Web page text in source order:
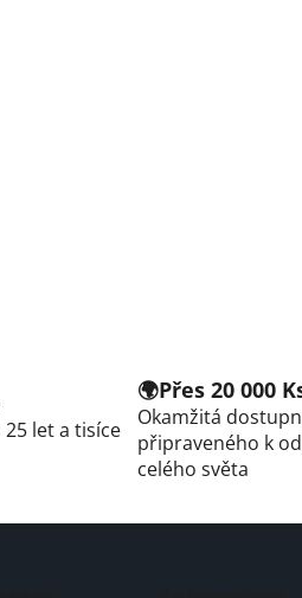
let a tisíce
🌍Přes 20 000
Okamžitá
připraveného k
celého světa